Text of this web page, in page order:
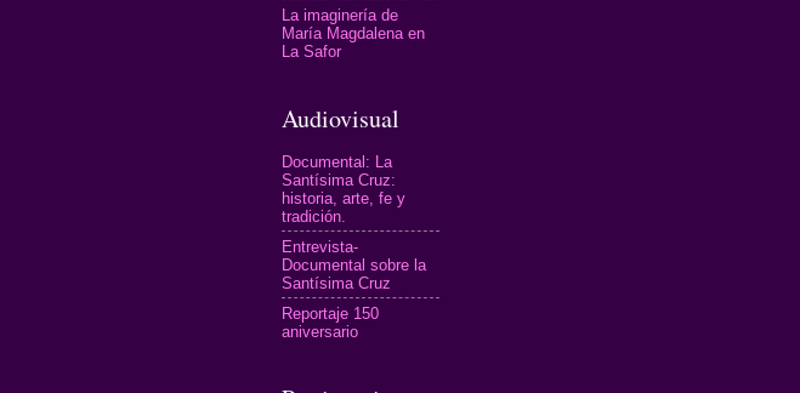
La imaginería de
María Magdalena en
La Safor
Audiovisual
Documental: La
Santísima Cruz:
historia, arte, fe y
tradición.
Entrevista-
Documental sobre la
Santísima Cruz
Reportaje 150
aniversario